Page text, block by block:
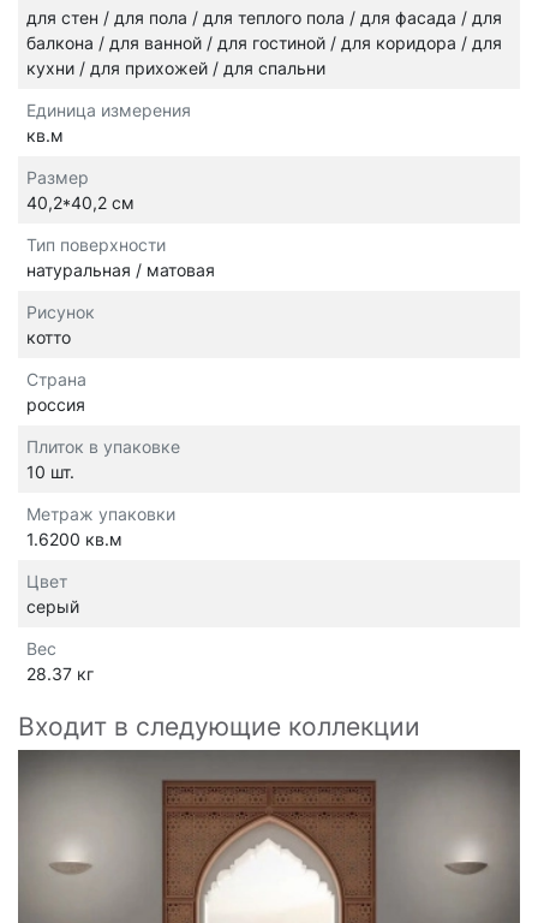
для стен / для пола / для теплого пола / для фасада / для
балкона / для ванной / для гостиной / для коридора / для
кухни / для прихожей / для спальни
Единица измерения
кв.м
Размер
40,2*40,2 см
Тип поверхности
натуральная / матовая
Рисунок
котто
Страна
россия
Плиток в упаковке
10 шт.
Метраж упаковки
1.6200 кв.м
Цвет
серый
Вес
28.37 кг
Входит в следующие коллекции